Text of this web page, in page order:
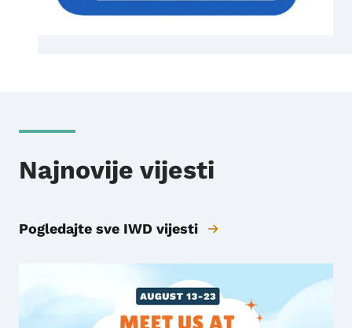
Najnovije vijesti
Pogledajte sve IWD vijesti